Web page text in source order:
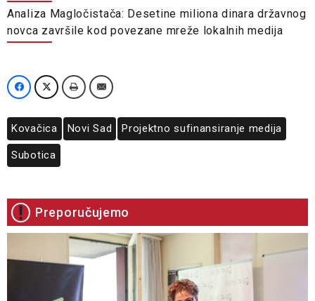
Analiza Magločistača: Desetine miliona dinara državnog
novca završile kod povezane mreže lokalnih medija
Kovačica Novi Sad Projektno sufinansiranje medija
Subotica
Preporučujemo